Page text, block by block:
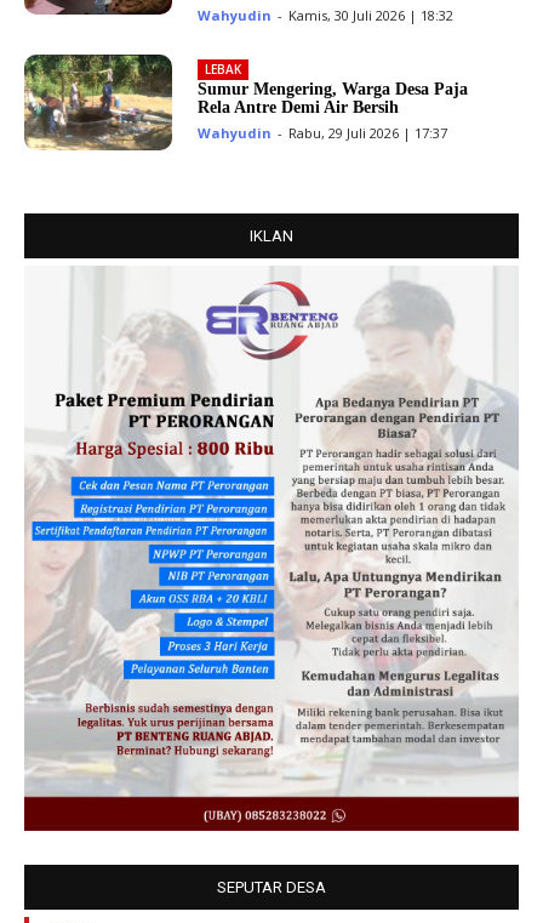
Wahyudin - Kamis, 30 Juli 2026 | 18:32
LEBAK
Sumur Mengering, Warga Desa Paja
Rela Antre Demi Air Bersih
Wahyudin - Rabu, 29 Juli 2026 | 17:37
IKLAN
SEPUTAR DESA